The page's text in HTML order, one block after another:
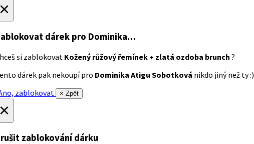
dárek pro Dominika…
si zablokovat Kožený růžový řemínek + zlatá ozdoba brunch ?
dárek pak nekoupí pro Dominika Atigu Sobotková nikdo jiný než ty :)
zablokovat
× Zpět
zablokování dárku